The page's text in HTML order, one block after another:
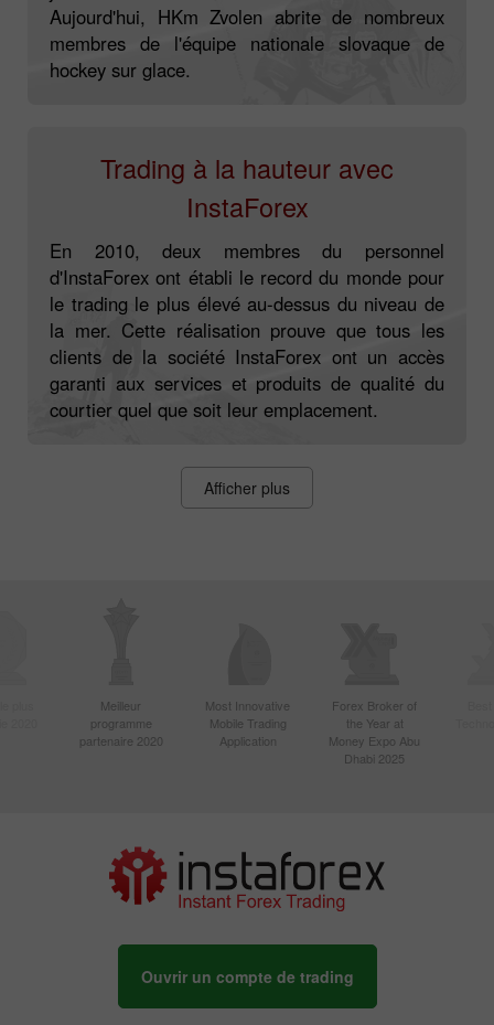
Aujourd'hui, HKm Zvolen abrite de nombreux
membres de l'équipe nationale slovaque de
hockey sur glace.
Trading à la hauteur avec
InstaForex
En 2010, deux membres du personnel
d'InstaForex ont établi le record du monde pour
le trading le plus élevé au-dessus du niveau de
la mer. Cette réalisation prouve que tous les
clients de la société InstaForex ont un accès
garanti aux services et produits de qualité du
courtier quel que soit leur emplacement.
Afficher plus
Meilleur
programme
partenaire 2020
Most Innovative
Mobile Trading
Application
Forex Broker of
the Year at
Money Expo Abu
Dhabi 2025
Ouvrir un compte de trading